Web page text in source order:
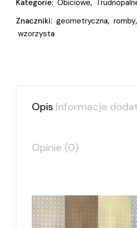
Kategorie: Obiciowe,
Znaczniki: geometryczna, romby,
wzorzysta
Opis Informacje
Opinie (0)